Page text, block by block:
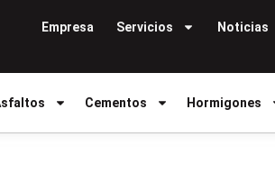
Empresa Servicios Noticias
Cementos Hormigones